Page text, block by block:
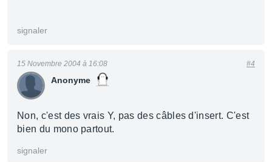
signaler
Anonyme
15 Novembre 2004 à 16:08 #4
Non, c'est des vrais Y, pas des câbles d'insert. C'est
bien du mono partout.
signaler